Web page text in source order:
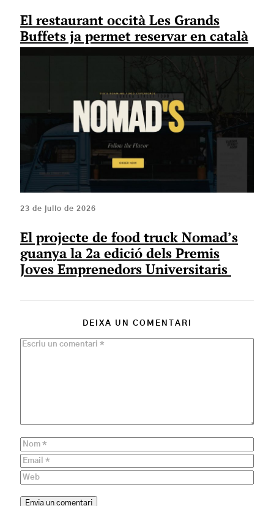
El restaurant occità Les Grands
Buffets ja permet reservar en català
23 de julio de 2026
El projecte de food truck Nomad’s
guanya la 2a edició dels Premis
Joves Emprenedors Universitaris
DEIXA UN COMENTARI